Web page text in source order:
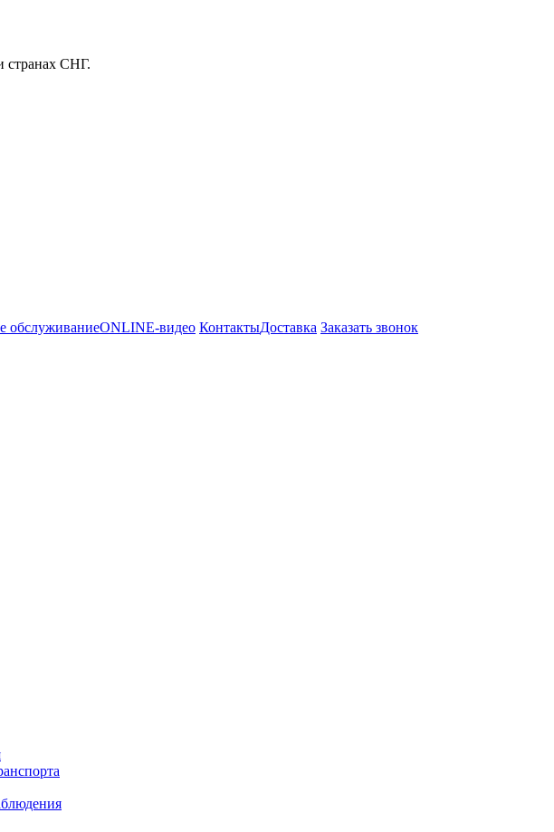
странах СНГ.
обслуживаниеONLINE-видео КонтактыДоставка Заказать звонок